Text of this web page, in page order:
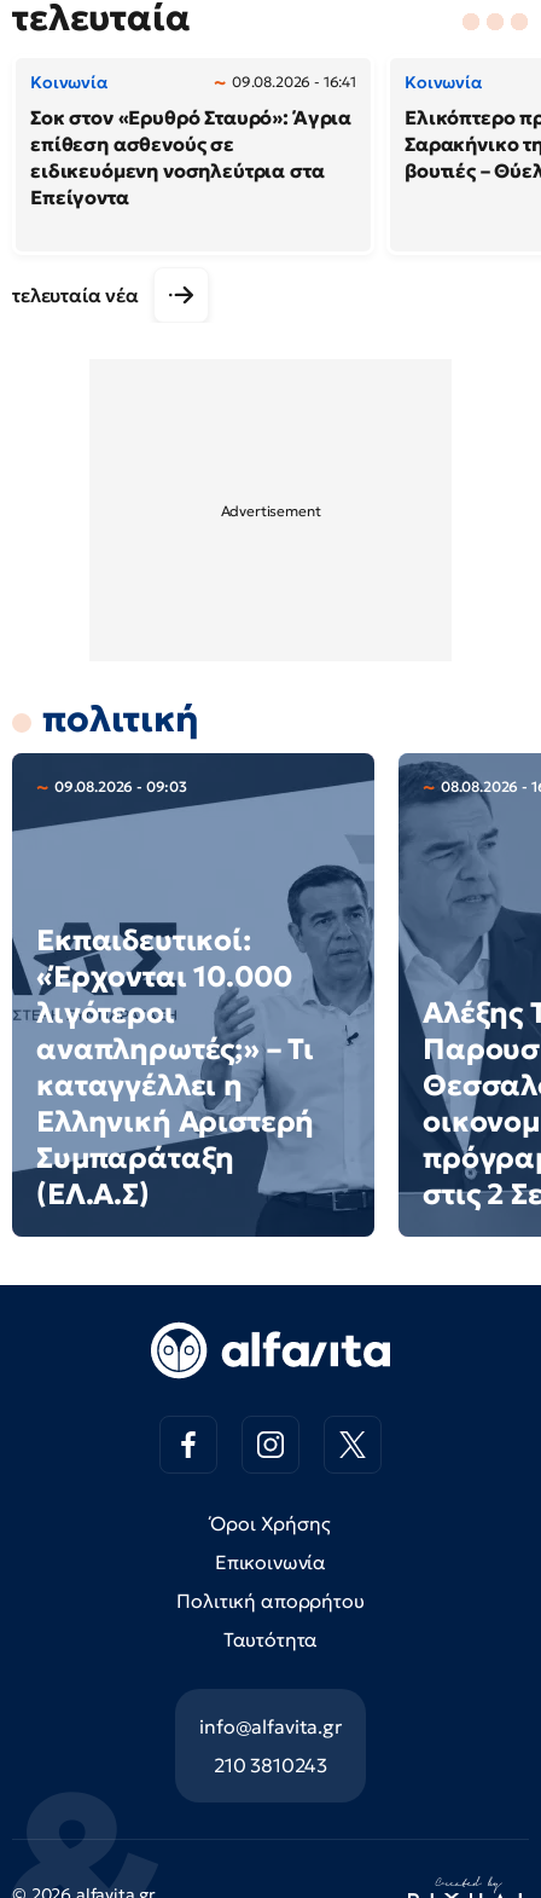
τελευταία
Κοινωνία 09.08.2026 - 16:41
Σοκ στον «Ερυθρό Σταυρό»: Άγρια
επίθεση ασθενούς σε
ειδικευόμενη νοσηλεύτρια στα
Επείγοντα
Κοινωνία
Ελικόπτερο
Σαρακήνικο
βουτιές –
τελευταία νέα
πολιτική
09.08.2026 - 09:03
Εκπαιδευτικοί:
«Έρχονται 10.000
λιγότεροι
αναπληρωτές;» – Τι
καταγγέλλει η
Ελληνική Αριστερή
Συμπαράταξη
(ΕΛ.Α.Σ)
08.08.2026 -
Αλέξης
στις 2
Όροι Χρήσης
Επικοινωνία
Πολιτική απορρήτου
Ταυτότητα
info@alfavita.gr
210 3810243